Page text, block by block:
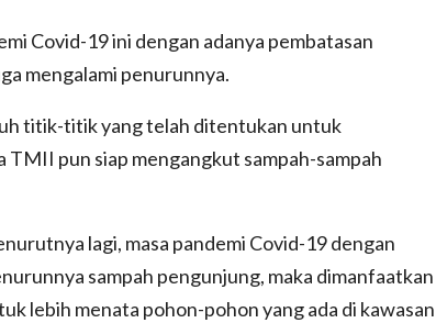
Covid-19 ini dengan adanya pembatasan
mengalami penurunnya.
titik-titik yang telah ditentukan untuk
pun siap mengangkut sampah-sampah
lagi, masa pandemi Covid-19 dengan
sampah pengunjung, maka dimanfaatkan
lebih menata pohon-pohon yang ada di kawasan